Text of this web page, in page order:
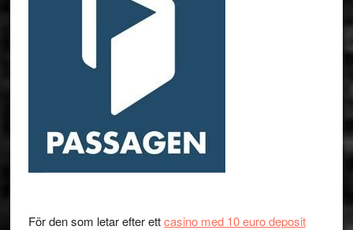
För den som letar efter ettcasino med 10 euro deposit